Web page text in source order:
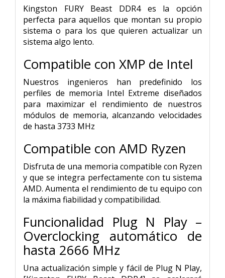
Kingston FURY Beast DDR4 es la opción
perfecta para aquellos que montan su propio
sistema o para los que quieren actualizar un
sistema algo lento.
Compatible con XMP de Intel
Nuestros ingenieros han predefinido los
perfiles de memoria Intel Extreme diseñados
para maximizar el rendimiento de nuestros
módulos de memoria, alcanzando velocidades
de hasta 3733 MHz
Compatible con AMD Ryzen
Disfruta de una memoria compatible con Ryzen
y que se integra perfectamente con tu sistema
AMD. Aumenta el rendimiento de tu equipo con
la máxima fiabilidad y compatibilidad.
Funcionalidad Plug N Play –
Overclocking automático de
hasta 2666 MHz
Una actualización simple y fácil de Plug N Play,